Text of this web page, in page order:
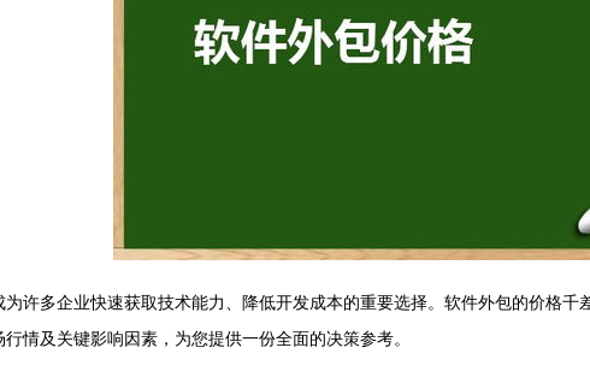
许多企业快速获取技术能力、降低开发成本的重要选择。软件外包的价格
情及关键影响因素，为您提供一份全面的决策参考。